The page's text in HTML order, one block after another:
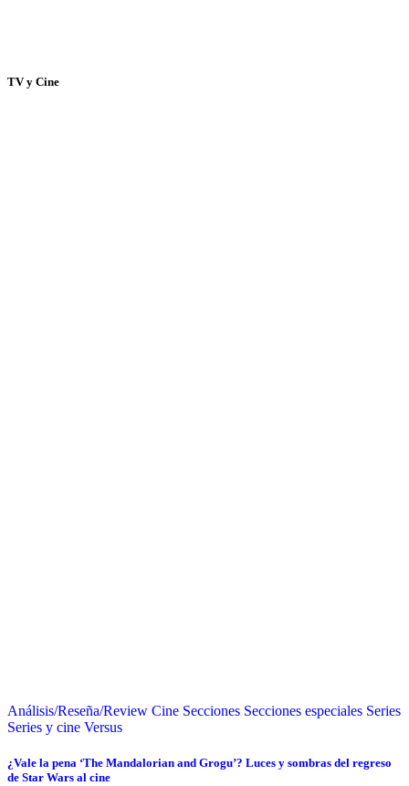
TV y Cine
Análisis/Reseña/Review Cine Secciones Secciones especiales Series
Series y cine Versus
¿Vale la pena ‘The Mandalorian and Grogu’? Luces y sombras del regreso
de Star Wars al cine